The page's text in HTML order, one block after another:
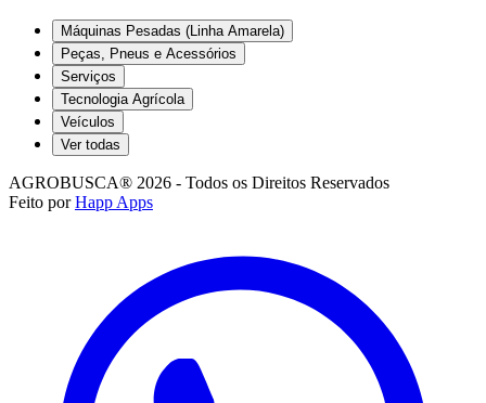
Máquinas Pesadas (Linha Amarela)
Peças, Pneus e Acessórios
Serviços
Tecnologia Agrícola
Veículos
Ver todas
AGROBUSCA® 2026 - Todos os Direitos Reservados
Feito por Happ Apps